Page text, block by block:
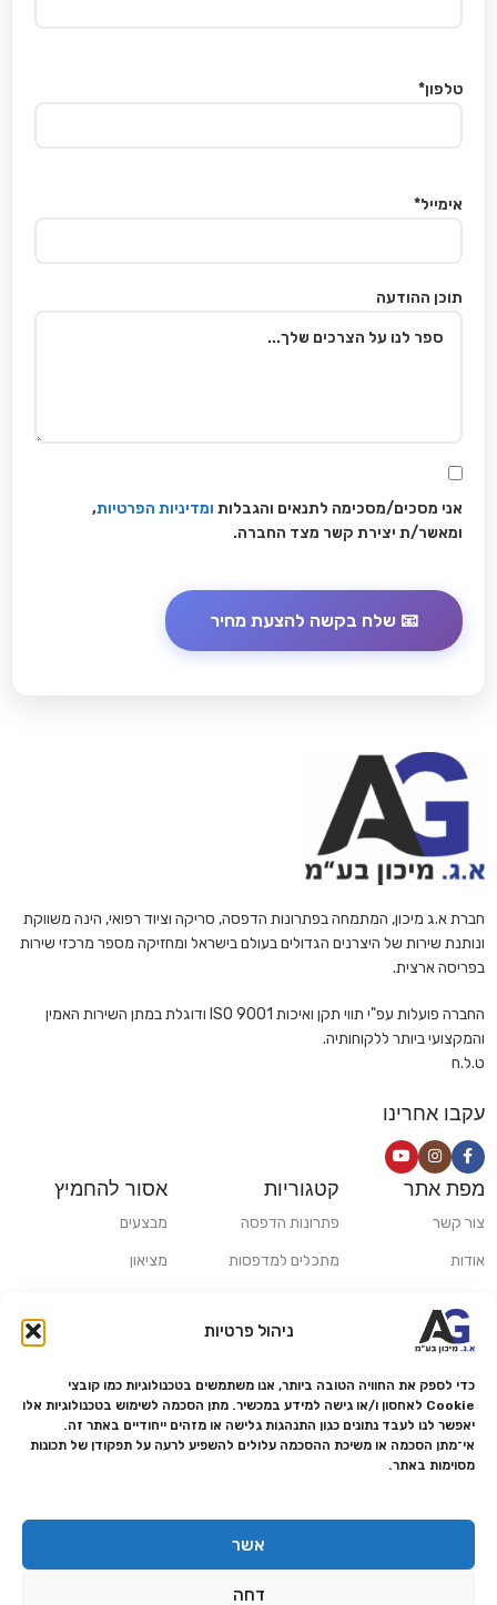
ניהול פרטיות
כדי לספק את החוויה הטובה ביותר, אנו משתמשים בטכנולוגיות כמו קובצי
Cookie לאחסון ו/או גישה למידע במכשיר. מתן הסכמה לשימוש בטכנולוגיות אלו
יאפשר לנו לעבד נתונים כגון התנהגות גלישה או מזהים ייחודיים באתר זה.
אי־מתן הסכמה או משיכת ההסכמה עלולים להשפיע לרעה על תפקודן של תכונות
מסוימות באתר.
אשר
דחה
טלפון*
אימייל*
תוכן ההודעה
אני מסכים/מסכימה לתנאים והגבלות ומדיניות הפרטיות,
ומאשר/ת יצירת קשר מצד החברה.
חברת א.ג מיכון, המתמחה בפתרונות הדפסה, סריקה וציוד רפואי, הינה משווקת
ונותנת שירות של היצרנים הגדולים בעולם בישראל ומחזיקה מספר מרכזי שירות
בפריסה ארצית.
החברה פועלות עפ"י תווי תקן ואיכות ISO 9001 ודוגלת במתן השירות האמין
והמקצועי ביותר ללקוחותיה.
ט.ל.ח
עקבו אחרינו
מפת אתר
צור קשר
אודות
משלוחים ואיסוף עצמי
מותגים
מעבדת תיקונים
מדיניות פרטיות
מדיניות החזרות והחזרים
קטגוריות
פתרונות הדפסה
מתכלים למדפסות
פתרונות סריקה
פתרונות למגזר הרפואי
אסור להחמיץ
מבצעים
מציאון